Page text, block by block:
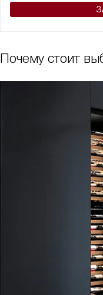
Почему стоит